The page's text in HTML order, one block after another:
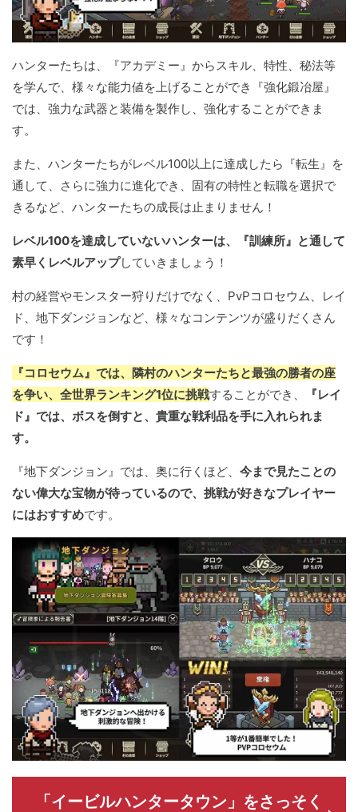
ハンターたちは、『アカデミー』からスキル、特性、秘法等
を学んで、様々な能力値を上げることができ『強化鍛冶屋』
では、強力な武器と装備を製作し、強化することができま
す。
また、ハンターたちがレベル100以上に達成したら『転生』を
通して、さらに強力に進化でき、固有の特性と転職を選択で
きるなど、ハンターたちの成長は止まりません！
レベル100を達成していないハンターは、『訓練所』と通して
素早くレベルアップしていきましょう！
村の経営やモンスター狩りだけでなく、PvPコロセウム、レイ
ド、地下ダンジョンなど、様々なコンテンツが盛りだくさん
です！
『コロセウム』では、隣村のハンターたちと最強の勝者の座
を争い、全世界ランキング1位に挑戦することができ、
『レイ
ド』では、ボスを倒すと、貴重な戦利品を手に入れられま
す。
『地下ダンジョン』では、奥に行くほど、 今まで見たことの
ない偉大な宝物が待っているので、挑戦が好きなプレイヤー
にはおすすめです。
「イービルハンタータウン」をさっそく